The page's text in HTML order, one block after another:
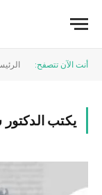
أنت الآن تتصفح:
يكتب